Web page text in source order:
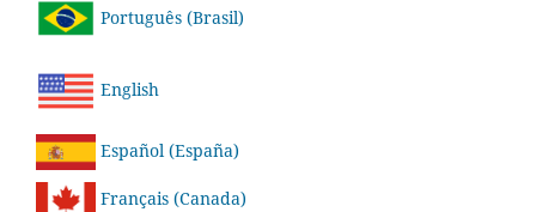
Português (Brasil)
English
Español (España)
Français (Canada)